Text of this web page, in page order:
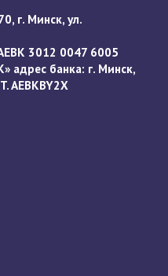
г. Минск, ул.
3012 0047 6005
адрес банка: г. Минск,
AEBKBY2X